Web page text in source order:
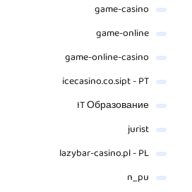
game-casino
game-online
game-online-casino
icecasino.co.sipt - PT
IT Образование
jurist
lazybar-casino.pl - PL
n_pu